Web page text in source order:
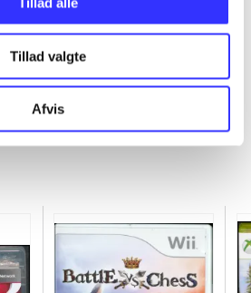
Tillad valgte
Afvis